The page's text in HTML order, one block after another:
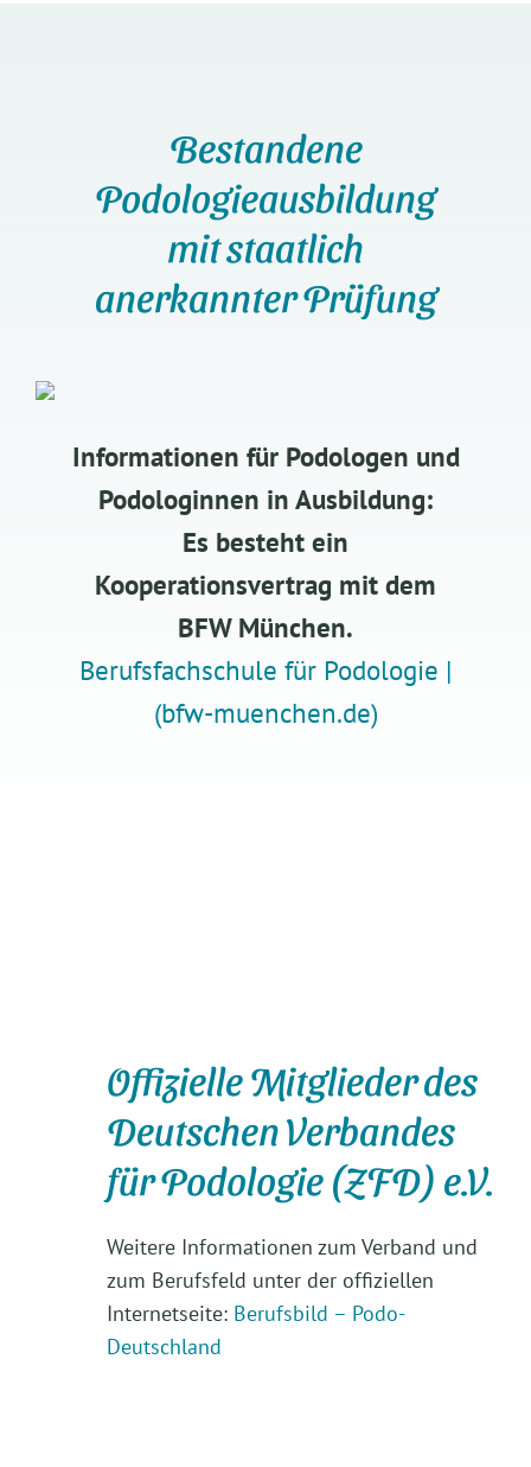
Bestandene
Podologieausbildung
mit staatlich
anerkannter Prüfung
Informationen für Podologen und
Podologinnen in Ausbildung:
Es besteht ein
Kooperationsvertrag mit dem
BFW München.
Berufsfachschule für Podologie |
(bfw-muenchen.de)
Offizielle Mitglieder des
Deutschen Verbandes
für Podologie (ZFD) e.V.
Weitere Informationen zum Verband und
zum Berufsfeld unter der offiziellen
Internetseite: Berufsbild – Podo-
Deutschland